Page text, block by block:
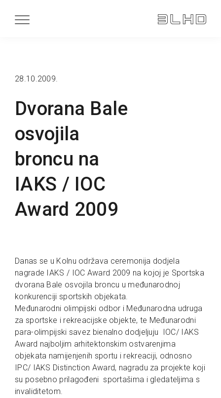
Dvorana Bale
osvojila
broncu na
IAKS / IOC
Award 2009
28.10.2009.
Danas se u Kolnu održava ceremonija dodjela
nagrade IAKS / IOC Award 2009 na kojoj je Sportska
dvorana Bale osvojila broncu u međunarodnoj
konkurenciji sportskih objekata.
Međunarodni olimpijski odbor i Međunarodna udruga
za sportske i rekreacijske objekte, te Međunarodni
para-olimpijski savez bienalno dodjeljuju IOC/ IAKS
Award najboljim arhitektonskim ostvarenjima
objekata namijenjenih sportu i rekreaciji, odnosno
IPC/ IAKS Distinction Award, nagradu za projekte koji
su posebno prilagođeni sportašima i gledateljima s
invaliditetom.